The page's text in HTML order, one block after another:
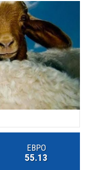
ЕВРО
55.13